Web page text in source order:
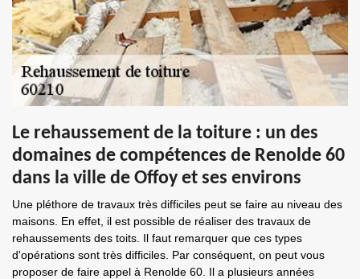
Le rehaussement de la toiture : un des
domaines de compétences de Renolde 60
dans la ville de Offoy et ses environs
Une pléthore de travaux très difficiles peut se faire au niveau des
maisons. En effet, il est possible de réaliser des travaux de
rehaussements des toits. Il faut remarquer que ces types
d'opérations sont très difficiles. Par conséquent, on peut vous
proposer de faire appel à Renolde 60. Il a plusieurs années